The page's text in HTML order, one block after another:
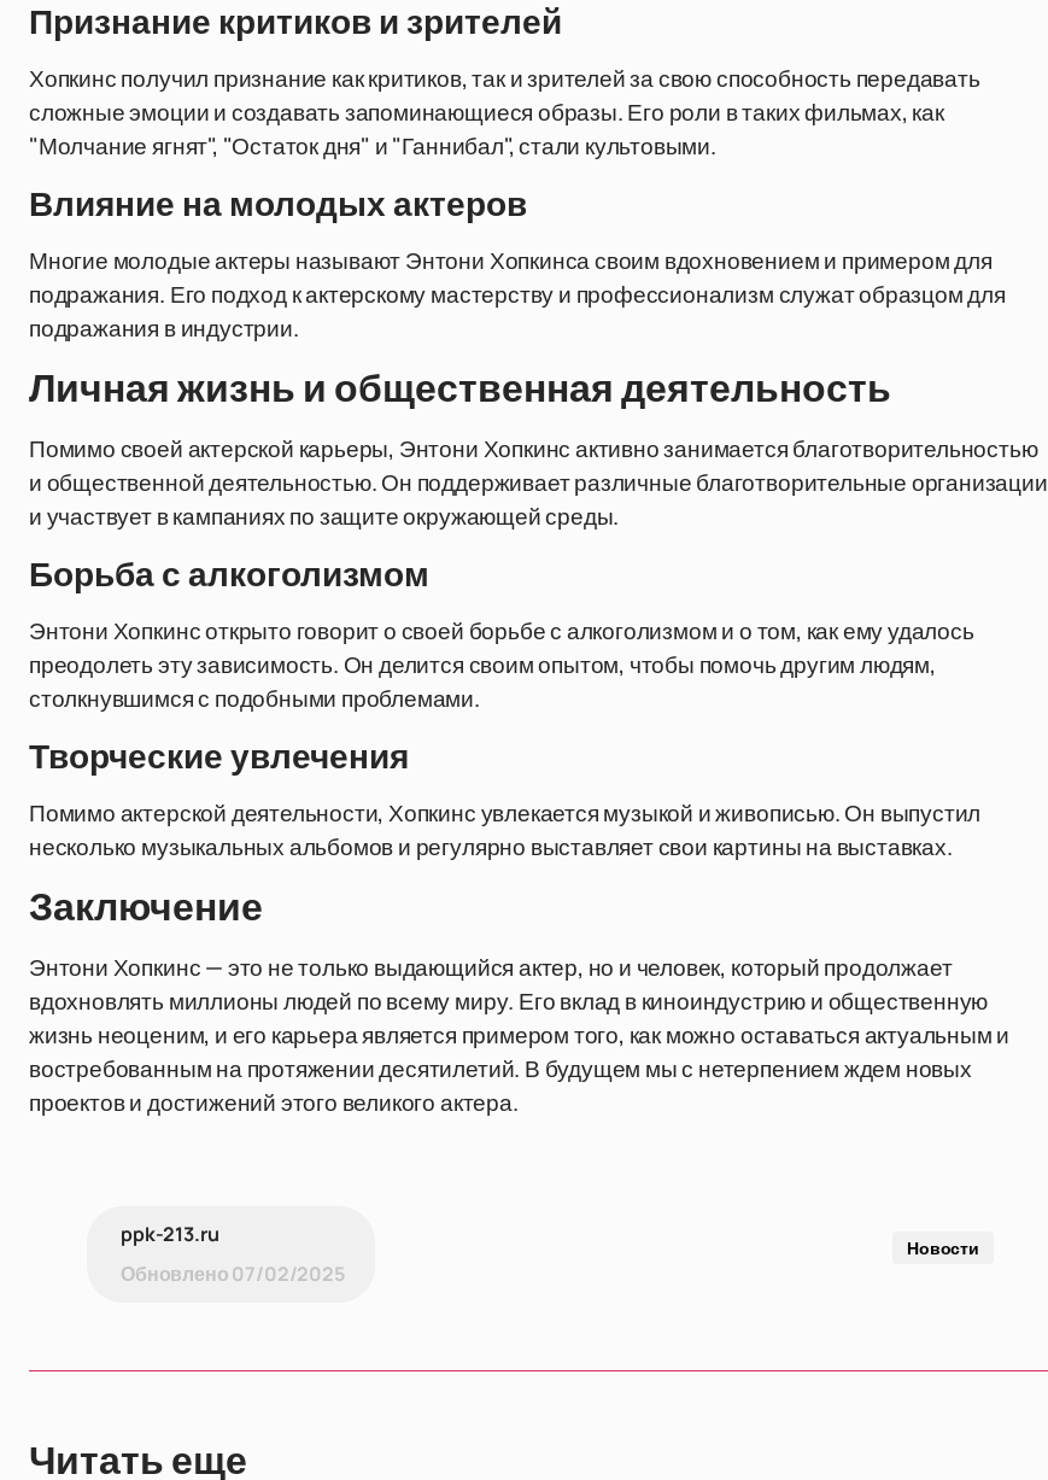
Признание критиков и зрителей
Хопкинс получил признание как критиков, так и зрителей за свою способность передавать
сложные эмоции и создавать запоминающиеся образы. Его роли в таких фильмах, как
"Молчание ягнят", "Остаток дня" и "Ганнибал", стали культовыми.
Влияние на молодых актеров
Многие молодые актеры называют Энтони Хопкинса своим вдохновением и примером для
подражания. Его подход к актерскому мастерству и профессионализм служат образцом для
подражания в индустрии.
Личная жизнь и общественная деятельность
Помимо своей актерской карьеры, Энтони Хопкинс активно занимается благотворительностью
и общественной деятельностью. Он поддерживает различные благотворительные организации
и участвует в кампаниях по защите окружающей среды.
Борьба с алкоголизмом
Энтони Хопкинс открыто говорит о своей борьбе с алкоголизмом и о том, как ему удалось
преодолеть эту зависимость. Он делится своим опытом, чтобы помочь другим людям,
столкнувшимся с подобными проблемами.
Творческие увлечения
Помимо актерской деятельности, Хопкинс увлекается музыкой и живописью. Он выпустил
несколько музыкальных альбомов и регулярно выставляет свои картины на выставках.
Заключение
Энтони Хопкинс — это не только выдающийся актер, но и человек, который продолжает
вдохновлять миллионы людей по всему миру. Его вклад в киноиндустрию и общественную
жизнь неоценим, и его карьера является примером того, как можно оставаться актуальным и
востребованным на протяжении десятилетий. В будущем мы с нетерпением ждем новых
проектов и достижений этого великого актера.
ppk-213.ru
Обновлено07/02/2025
Новости
Читать еще